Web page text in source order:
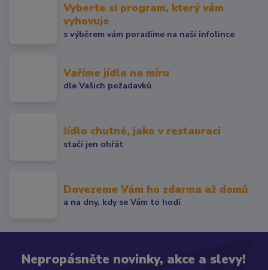
Vyberte si program, který vám
vyhovuje
s výběrem vám poradíme na naší infolince
Vaříme jídla na míru
dle Vašich požadavků
Jídlo chutné, jako v restauraci
stačí jen ohřát
Dovezeme Vám ho zdarma až domů
a na dny, kdy se Vám to hodí
Nepropásněte novinky, akce a slevy!